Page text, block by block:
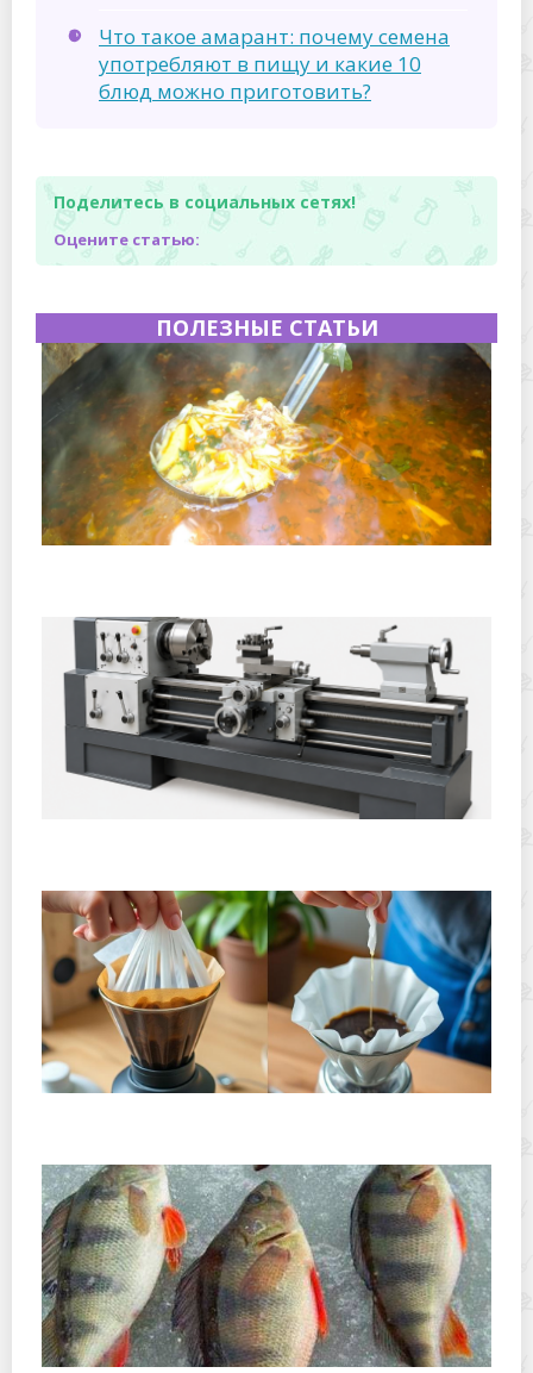
Что такое амарант: почему семена
употребляют в пищу и какие 10
блюд можно приготовить?
Поделитесь в социальных сетях!
Оцените статью:
ПОЛЕЗНЫЕ СТАТЬИ